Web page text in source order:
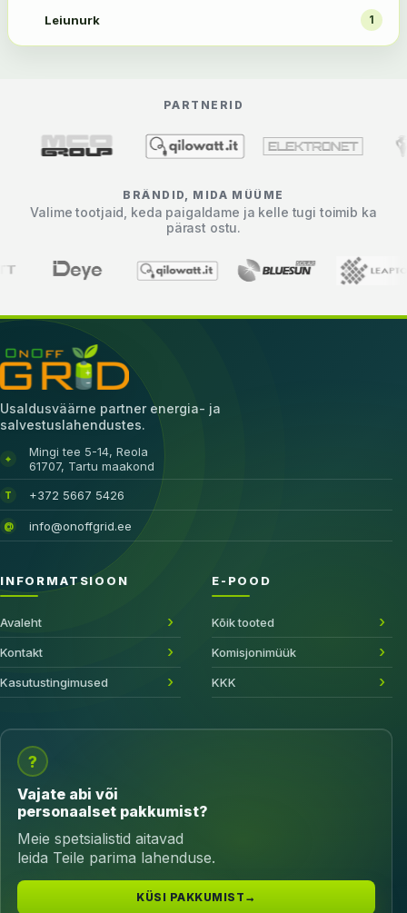
Leiunurk 1
PARTNERID
BRÄNDID, MIDA MÜÜME
Valime tootjaid, keda paigaldame ja kelle tugi toimib ka
pärast ostu.
Usaldusväärne partner energia- ja
salvestuslahendustes.
⌖
Mingi tee 5-14, Reola
61707, Tartu maakond
T +372 5667 5426
@ info@onoffgrid.ee
INFORMATSIOON
Avaleht
Kontakt
Kasutustingimused
E-POOD
Kõik tooted
Komisjonimüük
KKK
?
Vajate abi või
personaalset pakkumist?
Meie spetsialistid aitavad
leida Teile parima lahenduse.
KÜSI PAKKUMIST →